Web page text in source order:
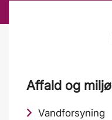
Affald og miljø
Vandforsyning